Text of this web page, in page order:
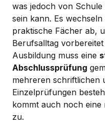
was jedoch von
sein kann. Es
praktische Fächer ab,
Berufsalltag
Ausbildung muss eine
Abschlussprüfung
mehreren schriftlichen
Einzelprüfungen
kommt auch noch
zu.